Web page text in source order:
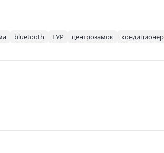
bluetooth ГУР центрозамок кондиционер